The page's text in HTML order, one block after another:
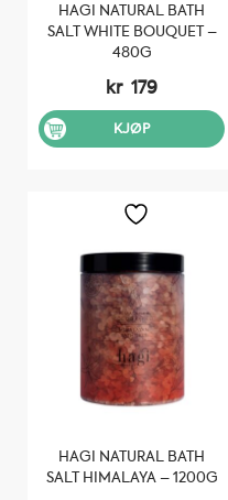
HAGI NATURAL BATH
SALT WHITE BOUQUET –
480G
kr 179
KJØP
HAGI NATURAL BATH
SALT HIMALAYA – 1200G